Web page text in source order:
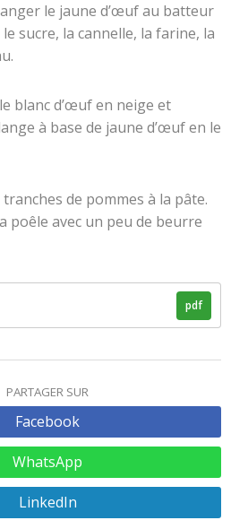
le jaune d’œuf au batteur
sucre, la cannelle, la farine, la
blanc d’œuf en neige et
à base de jaune d’œuf en le
de pommes à la pâte.
poêle avec un peu de beurre
pdf
PARTAGER SUR
Facebook
WhatsApp
LinkedIn